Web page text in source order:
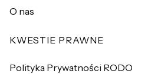
O nas
KWESTIE PRAWNE
Polityka Prywatności RODO